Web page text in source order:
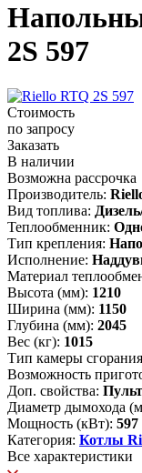
2S 597
Стоимость
по запросу
Заказать
В наличии
Возможна рассрочка
Производитель:
Вид топлива:
Теплообменник:
Тип крепления:
Исполнение:
Материал
Высота (мм): 1210
Ширина (мм): 1150
Глубина (мм): 2045
Вес (кг): 1015
Тип камеры
Возможность
Доп. свойства:
Диаметр дымохода
Мощность (кВт): 597
Категория: Котлы
Все характеристики